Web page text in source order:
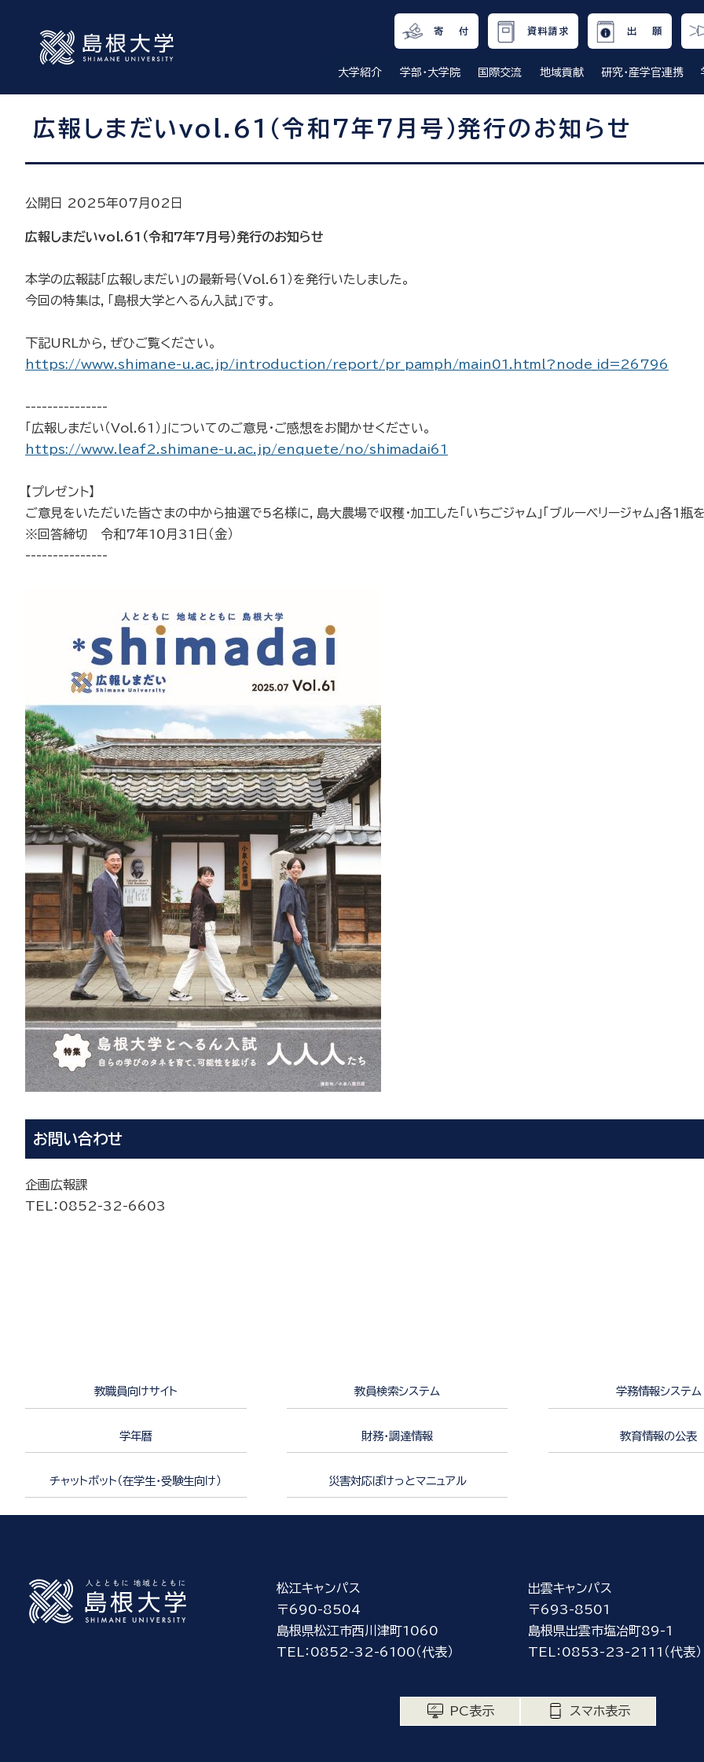
寄 付 資料請求 出 願
大学紹介 学部・大学院 国際交流 地域貢献 研究・産学官連携
広報しまだいvol.61（令和7年7月号）発行のお知らせ
公開日 2025年07月02日
広報しまだいvol.61 （令和7年7月号）発行のお知らせ
本学の広報誌「広報しまだい」の最新号（Vol.61）を発行いたしました。
今回の特集は，「島根大学とへるん入試」です。
下記URLから，ぜひご覧ください。
https://www.shimane-u.ac.jp/introduction/report/pr_pamph/main01.html?node_id=26796
---------------
「広報しまだい（Vol.61）」についてのご意見・ご感想をお聞かせください。
https://www.leaf2.shimane-u.ac.jp/enquete/no/shimadai61
【プレゼント】
ご意見をいただいた皆さまの中から抽選で5名様に，島大農場で収穫・加工した「いちごジャム」「ブルーベリージャム」各1瓶
※回答締切 令和7年10月31日（金）
---------------
お問い合わせ
企画広報課
TEL
：0852-32-6603
教職員向けサイト 教員検索システム 学務情報システム
学年暦 財務・調達情報 教育情報の公表
チャットボット（在学生・受験生向け） 災害対応ぽけっとマニュアル
松江キャンパス
〒690-8504
島根県松江市西川津町1060
TEL：0852-32-6100（代表）
出雲キャンパス
〒693-8501
島根県出雲市塩冶町89-1
TEL：0853-23-2111（代表）
PC表示 スマホ表示